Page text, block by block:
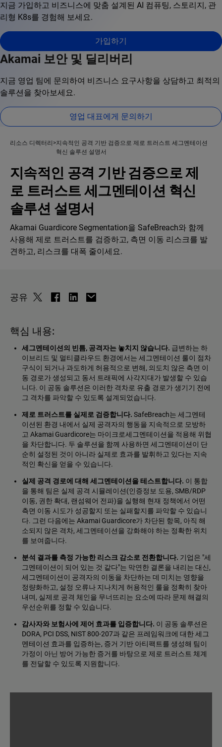
지금 가입하고 비즈니스에 맞춤 설계된 AI 컴퓨팅, 스토리지, 관
리형 K8s를 경험해 보세요.
가입하기
Akamai 보안 및 딜리버리
지금 영업 팀에 문의하여 비즈니스 요구사항을 상담하고 최적의
솔루션을 찾아보세요.
영업 대표에게 문의하기
리소스 디렉터리
지속적인 공격 기반 검증으로 제로 트러스트 세그멘테이션
혁신 솔루션 설명서
지속적인 공격 기반 검증으로 제
로 트러스트 세그멘테이션 혁신
솔루션 설명서
Akamai Guardicore Segmentation을 SafeBreach와 함께
사용해 제로 트러스트를 검증하고, 측면 이동 리스크를 발
견하고, 리스크를 대폭 줄이세요.
공유
핵심 내용:
세그멘테이션의 빈틈, 공격자는 놓치지 않습니다. 급변하는 하
이브리드 및 멀티클라우드 환경에서는 세그멘테이션 룰이 점차
구식이 되거나 과도하게 허용적으로 변해, 의도치 않은 측면 이
동 경로가 생성되고 동서 트래픽에 사각지대가 발생할 수 있습
니다. 이 공동 솔루션은 이러한 격차로 유출 경로가 생기기 전에
그 격차를 파악할 수 있도록 설계되었습니다.
제로 트러스트를 실제로 검증합니다. SafeBreach는 세그멘테
이션된 환경 내에서 실제 공격자의 행동을 지속적으로 모방하
고 Akamai Guardicore는 마이크로세그멘테이션을 적용해 위협
을 차단합니다. 두 솔루션을 함께 사용하면 세그멘테이션이 단
순히 설정된 것이 아니라 실제로 효과를 발휘하고 있다는 지속
적인 확신을 얻을 수 있습니다.
실제 공격 경로에 대해 세그멘테이션을 테스트합니다. 이 통합
을 통해 팀은 실제 공격 시뮬레이션(인증정보 도용, SMB/RDP
이동, 권한 확대, 랜섬웨어 전파)을 실행해 현재 정책에서 어떤
측면 이동 시도가 성공할지 또는 실패할지를 파악할 수 있습니
다. 그런 다음에는 Akamai Guardicore가 차단된 항목, 아직 해
소되지 않은 격차, 세그멘테이션을 강화해야 하는 정확한 위치
를 보여줍니다.
분석 결과를 측정 가능한 리스크 감소로 전환합니다. 기업은 "세
그멘테이션이 되어 있는 것 같다"는 막연한 결론을 내리는 대신,
세그멘테이션이 공격자의 이동을 차단하는 데 미치는 영향을
정량화하고, 설정 오류나 지나치게 허용적인 룰을 정확히 찾아
내며, 실제로 공격 체인을 무너뜨리는 요소에 따라 문제 해결의
우선순위를 정할 수 있습니다.
감사자와 보험사에 제어 효과를 입증합니다. 이 공동 솔루션은
DORA, PCI DSS, NIST 800-207과 같은 프레임워크에 대한 세그
멘테이션 효과를 입증하는, 증거 기반 아티팩트를 생성해 팀이
가정이 아닌 방어 가능한 증거를 바탕으로 제로 트러스트 체계
를 전달할 수 있도록 지원합니다.